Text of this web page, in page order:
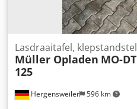
Hergensweiler 596 km
Lasdraaitafel,
Müller Opladen MO-
125